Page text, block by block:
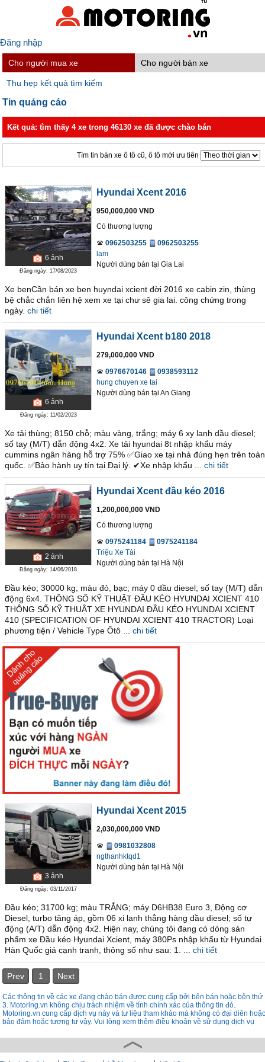
Đăng nhập
Cho người mua xe Cho người bán xe
Thu hẹp kết quả tìm kiếm
Tin quảng cáo
Kết quả: tìm thấy 4 xe trong 46130 xe đã được chào bán
Tìm tin bán xe ô tô cũ, ô tô mới ưu tiên
6 ảnh
Đăng ngày: 17/08/2023
Hyundai Xcent 2016
950,000,000 VND
Có thương lượng
0962503255
0962503255
lam
Người dùng bán tại Gia Lai
Xe benCần bán xe ben huyndai xcient đời 2016 xe cabin zin, thùng
bệ chắc chắn liên hệ xem xe tại chư sê gia lai. công chứng trong
ngày. chi tiết
6 ảnh
Đăng ngày: 11/02/2023
Hyundai Xcent b180 2018
279,000,000 VND
0976670146
0938593112
hung chuyen xe tai
Người dùng bán tại An Giang
Xe tải thùng; 8150 chỗ; màu vàng, trắng; máy 6 xy lanh dầu diesel;
số tay (M/T) dẫn động 4x2. Xe tải hyundai 8t nhập khẩu máy
cummins ngân hàng hỗ trợ 75% ✅Giao xe tại nhà đúng hẹn trên toàn
quốc. ✅Bảo hành uy tín tại Đại lý. ✔Xe nhập khẩu ...
chi tiết
2 ảnh
Đăng ngày: 14/06/2018
Hyundai Xcent đầu kéo 2016
1,200,000,000 VND
Có thương lượng
0975241184
0975241184
Triệu Xe Tải
Người dùng bán tại Hà Nội
Đầu kéo; 30000 kg; màu đỏ, bạc; máy 0 dầu diesel; số tay (M/T) dẫn
động 6x4. THÔNG SỐ KỸ THUẬT ĐẦU KÉO HYUNDAI XCIENT 410
THÔNG SỐ KỸ THUẬT XE HYUNDAI ĐẦU KÉO HYUNDAI XCIENT
410 (SPECIFICATION OF HYUNDAI XCIENT 410 TRACTOR) Loại
phương tiện / Vehicle Type Ôtô ...
chi tiết
3 ảnh
Đăng ngày: 03/11/2017
Hyundai Xcent 2015
2,030,000,000 VND
0981032808
ngthanhktqd1
Người dùng bán tại Hà Nội
Đầu kéo; 31700 kg; màu TRẮNG; máy D6HB38 Euro 3, Động cơ
Diesel, turbo tăng áp, gồm 06 xi lanh thẳng hàng dầu diesel; số tự
động (A/T) dẫn động 4x2. Hiện nay, chúng tôi đang có dòng sản
phẩm xe Đầu kéo Hyundai Xcient, máy 380Ps nhập khẩu từ Hyundai
Hàn Quốc giá cạnh tranh, thông số như sau: 1. ...
chi tiết
Prev 1 Next
Các thông tin về các xe đang chào bán được cung cấp bởi bên bán hoặc bên thứ
3. Motoring.vn không chịu trách nhiệm về tính chính xác của thông tin đó.
Motoring.vn cung cấp dịch vụ này và tư liệu tham khảo mà không có đại diên hoặc
bảo đảm hoặc tương tư vậy. Vui lòng xem thêm điều khoản về sử dụng dịch vụ